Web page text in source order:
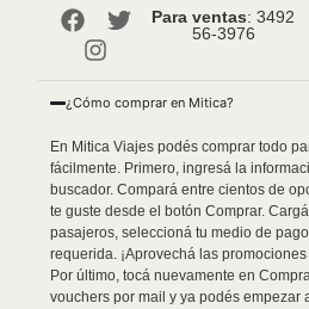
Para ventas: 3492
56-3976
¿Cómo comprar en Mitica?
En Mitica Viajes podés comprar todo
fácilmente. Primero, ingresá la
buscador. Compará entre cientos de
te guste desde el botón Comprar.
pasajeros, seleccioná tu medio de
requerida. ¡Aprovechá las
Por último, tocá nuevamente en
vouchers por mail y ya podés empezar